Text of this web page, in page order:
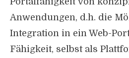
Anwendungen, d.h. die
Integration in ein Web-
Fähigkeit, selbst als